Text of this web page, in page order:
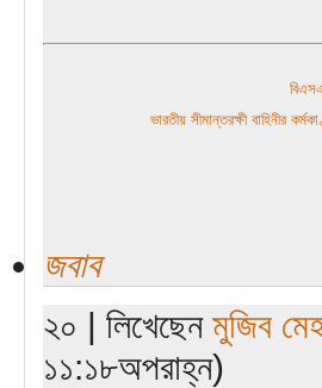
ভারতীয় সীমান্তরক্ষী বাহিনীর
জবাব
২০ | লিখেছেন মুজিব
১১:১৮অপরাহ্ন)